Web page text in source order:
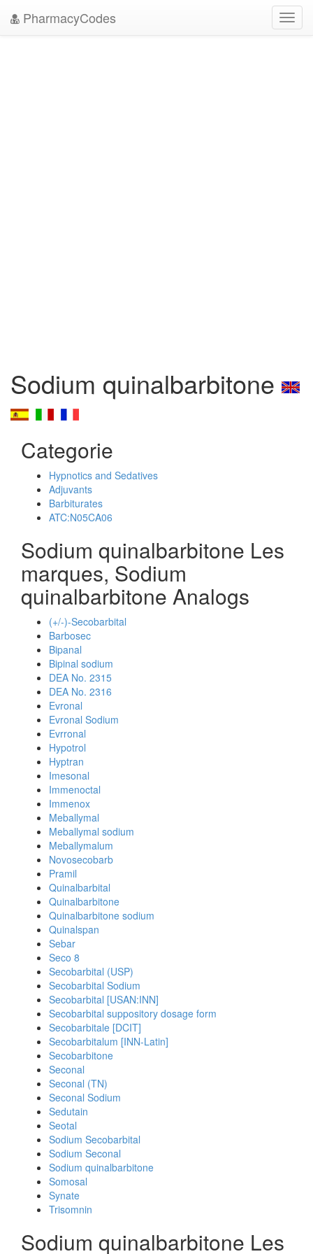
PharmacyCodes
Sodium quinalbarbitone
Categorie
Hypnotics and Sedatives
Adjuvants
Barbiturates
ATC:N05CA06
Sodium quinalbarbitone Les
marques, Sodium
quinalbarbitone Analogs
(+/-)-Secobarbital
Barbosec
Bipanal
Bipinal sodium
DEA No. 2315
DEA No. 2316
Evronal
Evronal Sodium
Evrronal
Hypotrol
Hyptran
Imesonal
Immenoctal
Immenox
Meballymal
Meballymal sodium
Meballymalum
Novosecobarb
Pramil
Quinalbarbital
Quinalbarbitone
Quinalbarbitone sodium
Quinalspan
Sebar
Seco 8
Secobarbital (USP)
Secobarbital Sodium
Secobarbital [USAN:INN]
Secobarbital suppository dosage form
Secobarbitale [DCIT]
Secobarbitalum [INN-Latin]
Secobarbitone
Seconal
Seconal (TN)
Seconal Sodium
Sedutain
Seotal
Sodium Secobarbital
Sodium Seconal
Sodium quinalbarbitone
Somosal
Synate
Trisomnin
Sodium quinalbarbitone Les